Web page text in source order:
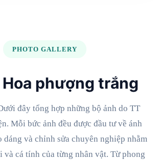
PHOTO GALLERY
phượng trắng
đây tổng hợp những bộ ảnh do TT
Mỗi bức ảnh đều được đầu tư về ánh
dáng và chỉnh sửa chuyên nghiệp nhằm
và cá tính của từng nhân vật. Từ phong